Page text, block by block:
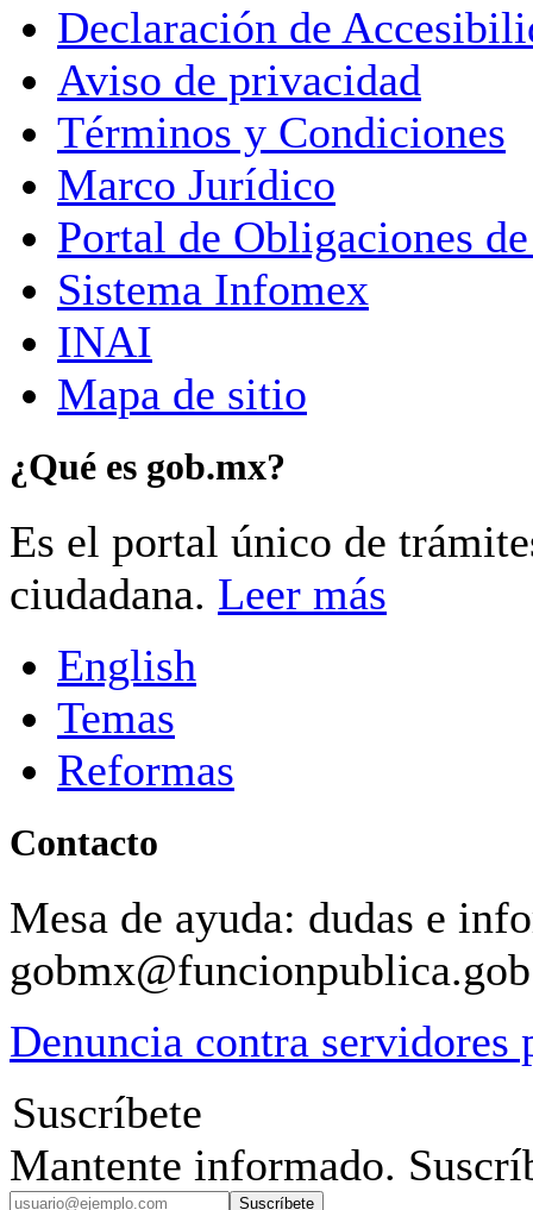
Declaración de
Aviso de privacidad
Términos y Condiciones
Marco Jurídico
Portal de Obligaciones
Sistema Infomex
INAI
Mapa de sitio
¿Qué es gob.mx?
Es el portal único de
ciudadana. Leer más
English
Temas
Reformas
Contacto
Mesa de ayuda: dudas e
Denuncia contra servidores
Suscríbete
Mantente informado.
Suscríbete